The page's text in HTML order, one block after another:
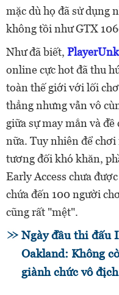
mặc dù họ đã sử dụng
không tồi như GTX
Như đã biết,
online cực hot đã thu
toàn thế giới với lối
thẳng nhưng vẫn vô
giữa sự may mắn và
nữa. Tuy nhiên để
tương đối khó khăn,
Early Access chưa
chứa đến 100 người
cũng rất "mệt".
Ngày đầu thi đấu
Oakland: Không
giành chức vô